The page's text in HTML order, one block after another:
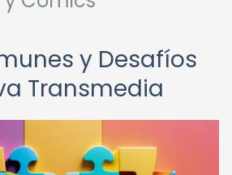
y Desafíos
Transmedia